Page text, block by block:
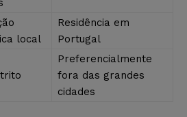
local
Residência em
Portugal
Preferencialmente
fora das grandes
cidades